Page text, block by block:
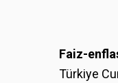
Faiz-
Türkiye